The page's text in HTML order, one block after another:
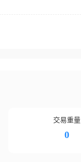
交易重量
0